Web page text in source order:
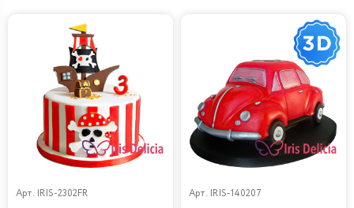
Арт. IRIS-2302FR Арт. IRIS-140207